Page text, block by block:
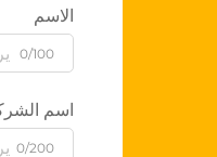
الاسم
0/100
اسم
0/200